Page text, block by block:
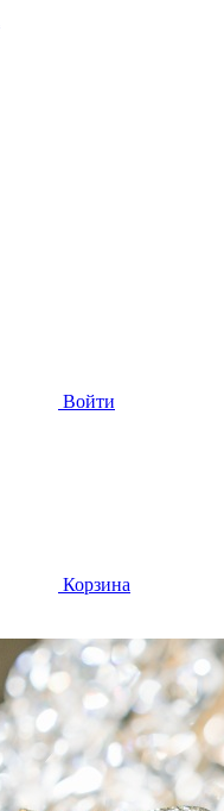
Войти
Корзина